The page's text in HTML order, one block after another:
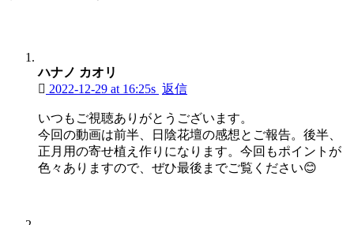
ハナノ カオリ
2022-12-29 at 16:25s 返信
いつもご視聴ありがとうございます。
今回の動画は前半、日陰花壇の感想とご報告。後半、
正月用の寄せ植え作りになります。今回もポイントが
色々ありますので、ぜひ最後までご覧ください😊